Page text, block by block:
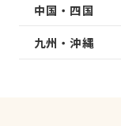
中国・四国
九州・沖縄